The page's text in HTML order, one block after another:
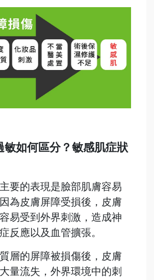
敏如何區分？敏感肌症狀
要的表現是臉部肌膚容易
為皮膚屏障受損後，皮膚
易受到外界刺激，造成神
反應以及血管擴張。
層的屏障被損傷後，皮膚
量流失，外界環境中的刺